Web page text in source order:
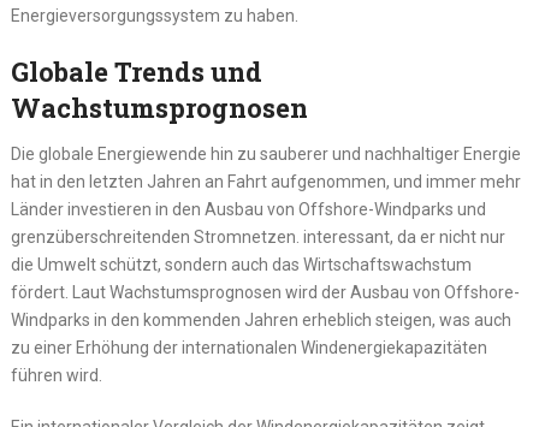
Energieversorgungssystem zu haben.
Globale Trends und
Wachstumsprognosen
Die globale Energiewende hin zu sauberer und nachhaltiger Energie
hat in den letzten Jahren an Fahrt aufgenommen, und immer mehr
Länder investieren in den Ausbau von Offshore-Windparks und
grenzüberschreitenden Stromnetzen. interessant, da er nicht nur
die Umwelt schützt, sondern auch das Wirtschaftswachstum
fördert. Laut Wachstumsprognosen wird der Ausbau von Offshore-
Windparks in den kommenden Jahren erheblich steigen, was auch
zu einer Erhöhung der internationalen Windenergiekapazitäten
führen wird.